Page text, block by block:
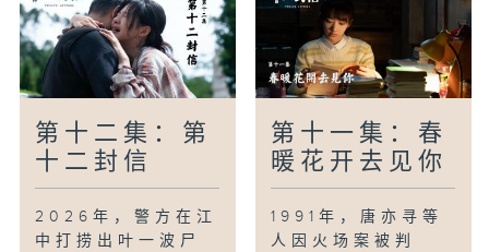
第十二集：第
十二封信
2026年，警方在江
中打捞出叶一波尸
第十一集：春
暖花开去见你
1991年，唐亦寻等
人因火场案被判